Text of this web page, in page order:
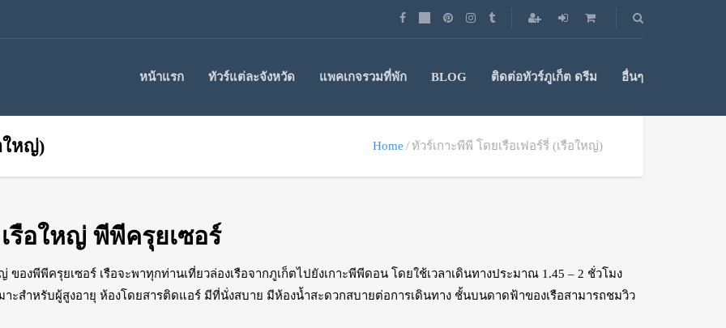
หน้าแรก ทัวร์แต่ละจังหวัด แพคเกจรวมที่พัก BLOG ติดต่อทัวร์ภูเก็ต ดรีม อื่นๆ
ใหญ่) Home ทัวร์เกาะพีพี โดยเรือเฟอร์รี่ (เรือใหญ่)
รือใหญ่ พีพีครุยเซอร์
พีพีครุยเซอร์ เรือจะพาทุกท่านเที่ยวล่องเรือจากภูเก็ตไปยังเกาะพีพีดอน โดยใช้เวลาเดินทางประมาณ 1.45 – 2 ชั่วโมง
สำหรับผู้สูงอายุ ห้องโดยสารติดแอร์ มีที่นั่งสบาย มีห้องน้ำสะดวกสบายต่อการเดินทาง ชั้นบนดาดฟ้าของเรือสามารถชมวิว